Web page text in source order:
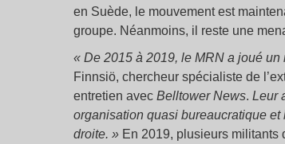
en Suède, le mouvement est
groupe. Néanmoins, il reste une
« De 2015 à 2019, le MRN a joué
Finnsiö, chercheur spécialiste de
entretien avec Belltower News. Leur
organisation quasi bureaucratique et
droite. » En 2019, plusieurs militants